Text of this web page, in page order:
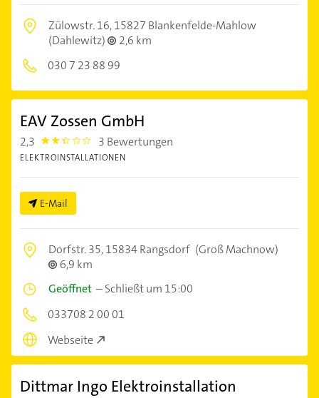
Zülowstr. 16,15827 Blankenfelde-Mahlow
(Dahlewitz)
2,6 km
030 7 23 88 99
EAV Zossen GmbH
2,3 2.3 3 Bewertungen
ELEKTROINSTALLATIONEN
E-Mail
Dorfstr. 35,15834 Rangsdorf (Groß Machnow)
6,9 km
Geöffnet –Schließt um 15:00
033708 2 00 01
Webseite
Dittmar Ingo Elektroinstallation